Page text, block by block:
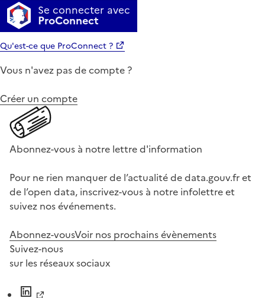
Se connecter avec
ProConnect
Qu'est-ce que ProConnect ?
Vous n'avez pas de compte ?
Créer un compte
Abonnez-vous à notre lettre d'information
Pour ne rien manquer de l’actualité de data.gouv.fr et
de l’open data, inscrivez-vous à notre infolettre et
suivez nos événements.
Abonnez-vousVoir nos prochains évènements
Suivez-nous
sur les réseaux sociaux